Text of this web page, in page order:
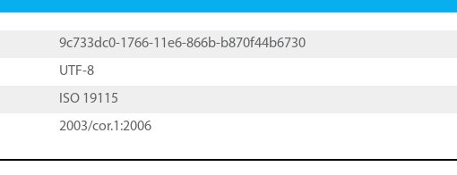
9c733dc0-1766-11e6-866b-b870f44b6730
UTF-8
ISO 19115
2003/cor.1:2006